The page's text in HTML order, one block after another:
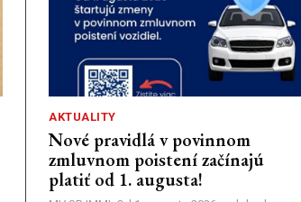
AKTUALITY
Nové pravidlá v povinnom
zmluvnom poistení začínajú
platiť od 1. augusta!